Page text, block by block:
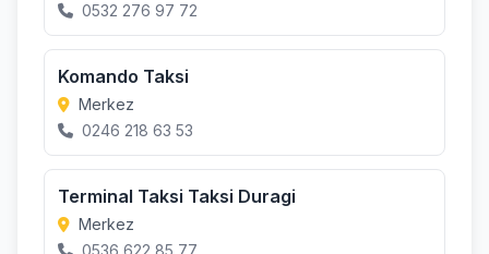
0532 276 97 72
Komando Taksi
Merkez
0246 218 63 53
Terminal Taksi Taksi Duragi
Merkez
0536 622 85 77